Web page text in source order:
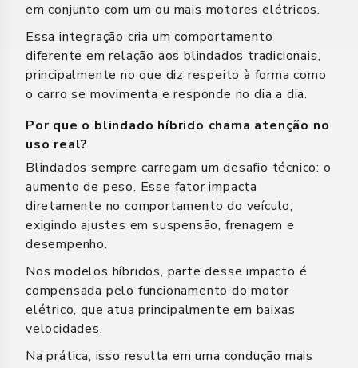
em conjunto com um ou mais motores elétricos.
Essa integração cria um comportamento
diferente em relação aos blindados tradicionais,
principalmente no que diz respeito à forma como
o carro se movimenta e responde no dia a dia.
Por que o blindado híbrido chama atenção no
uso real?
Blindados sempre carregam um desafio técnico: o
aumento de peso. Esse fator impacta
diretamente no comportamento do veículo,
exigindo ajustes em suspensão, frenagem e
desempenho.
Nos modelos híbridos, parte desse impacto é
compensada pelo funcionamento do motor
elétrico, que atua principalmente em baixas
velocidades.
Na prática, isso resulta em uma condução mais